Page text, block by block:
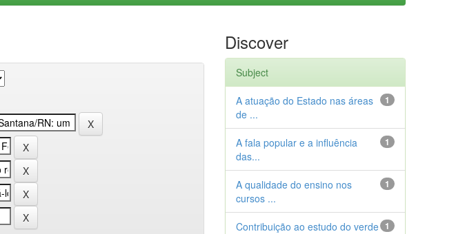
Discover
Subject
1
A atuação do Estado nas áreas
de ...
1
A fala popular e a influência
das...
1
A qualidade do ensino nos
cursos ...
1
Contribuição ao estudo do verde